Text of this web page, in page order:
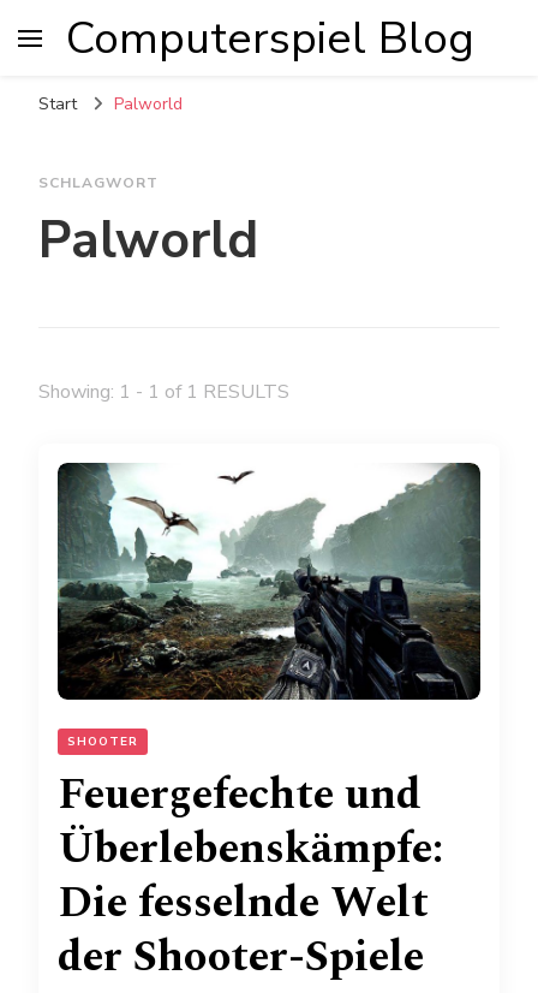
Computerspiel Blog
Start Palworld
SCHLAGWORT
Palworld
Showing: 1 - 1 of 1 RESULTS
SHOOTER
Feuergefechte und
Überlebenskämpfe:
Die fesselnde Welt
der Shooter-Spiele